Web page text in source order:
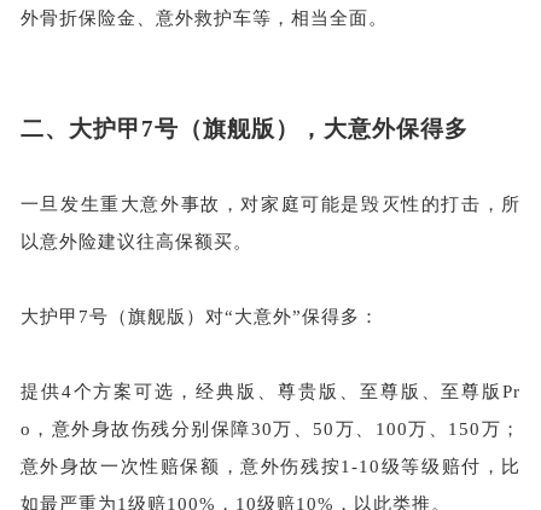
外骨折保险金、意外救护车等，相当全面。
二、 大护甲7号（旗舰版），大意外保得多
一旦发生重大意外事故，对家庭可能是毁灭性的打击，所
以意外险建议往高保额买。
大护甲 7号（旗舰版）对“大意外”保得多：
提供4个方案可选，经典版、尊贵版、至尊版、至尊版Pr
o，意外身故伤残分别保障30万、50万、100万、150万；
意外身故一次性赔保额，意外伤残按1-10级等级赔付，比
如最严重为1级赔100%，10级赔10%，以此类推。